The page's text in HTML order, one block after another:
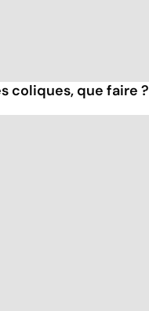
coliques, que faire ?